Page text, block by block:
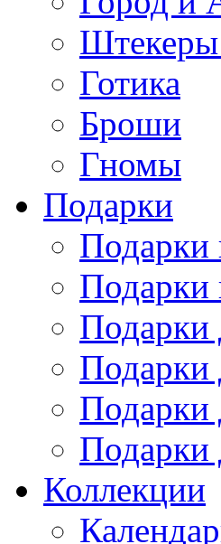
Штекеры
Готика
Броши
Гномы
Подарки
Подарки
Подарки
Подарки
Подарки
Подарки
Подарки
Коллекции